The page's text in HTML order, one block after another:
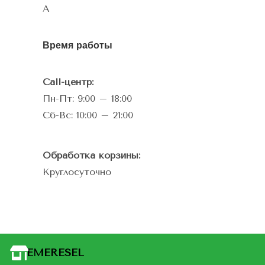
А
Время работы
Call-центр:
Пн-Пт: 9:00 – 18:00
Сб-Вс: 10:00 – 21:00
Обработка корзины:
Круглосуточно
EMERESEL